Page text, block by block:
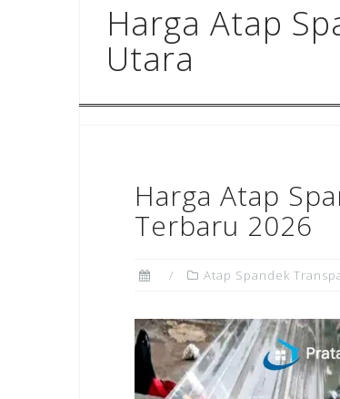
Harga Atap
Utara
Harga Atap
Terbaru 2026
Atap Spandek